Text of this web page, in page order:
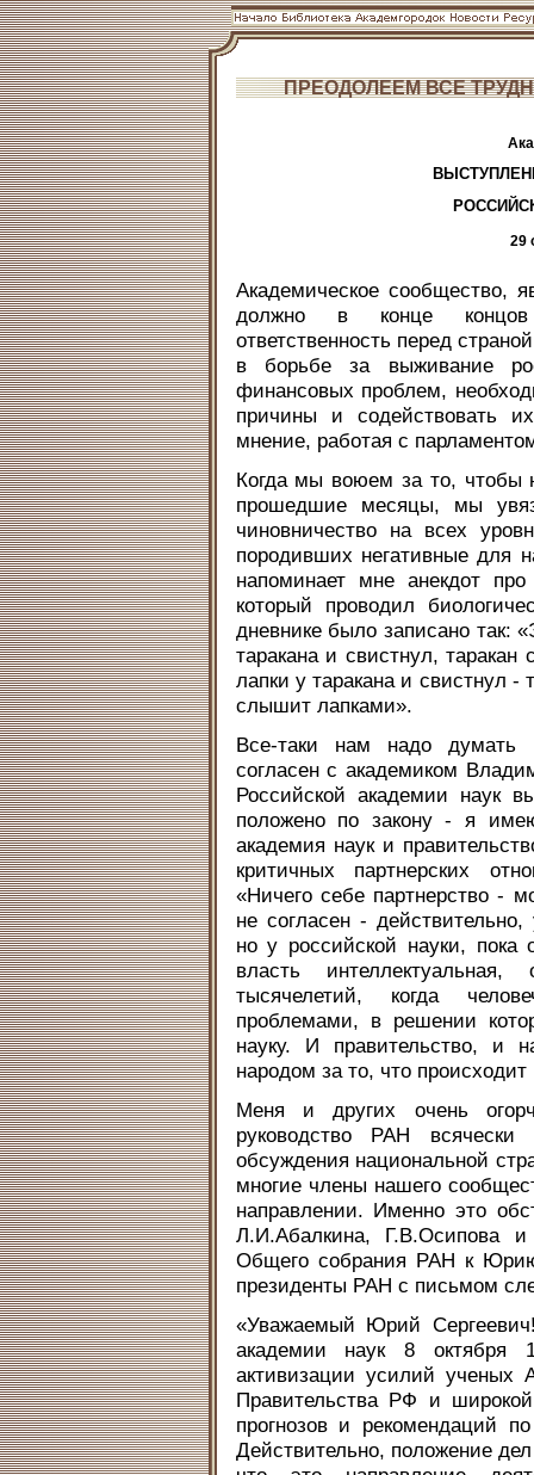
ПРЕОДОЛЕЕМ ВСЕ
29
Академическое сообщество,
должно в конце концов
ответственность перед
в борьбе за выживание
финансовых проблем,
причины и содействовать
мнение, работая с
Когда мы воюем за то, чтобы
прошедшие месяцы, мы
чиновничество на всех
породивших негативные для
напоминает мне анекдот
который проводил
дневнике было записано так:
таракана и свистнул,
лапки у таракана и свистнул -
слышит лапками».
Все-таки нам надо думать
согласен с академиком
Российской академии наук
положено по закону - я
академия наук и
критичных партнерских
«Ничего себе партнерство -
не согласен -
но у российской науки, пока
власть
тысячелетий, когда
проблемами, в решении
науку. И правительство, и
народом за то, что происходит
Меня и других очень
руководство РАН всячески
обсуждения национальной
многие члены нашего
направлении. Именно это
Л.И.Абалкина, Г.В.Осипова
Общего собрания РАН к
президенты РАН с письмом
«Уважаемый Юрий
академии наук 8 октября
активизации усилий
Правительства РФ и
прогнозов и рекомендаций
Действительно, положение